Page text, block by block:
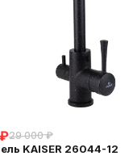
₽29 000 ₽
KAISER 26044-12